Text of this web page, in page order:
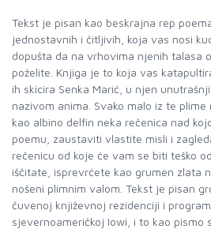
Tekst je pisan kao beskrajna rep
jednostavnih i čitljivih, koja vas nosi
dopušta da na vrhovima njenih talasa
poželite. Knjiga je to koja vas
ih skicira Senka Marić, u njen
nazivom anima. Svako malo iz te
kao albino delfin neka rečenica nad
poemu, zaustaviti vlastite misli i
rečenicu od koje će vam se biti teško
iščitate, isprevrćete kao grumen zlata
nošeni plimnim valom. Tekst je pisan
čuvenoj književnoj rezidenciji i
sjevernoameričkoj Iowi, i to kao pismo